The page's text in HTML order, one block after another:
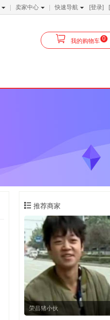
卖家中心 快速导航 [登录]
我的购物车 0
推荐商家
荣昌猪小伙